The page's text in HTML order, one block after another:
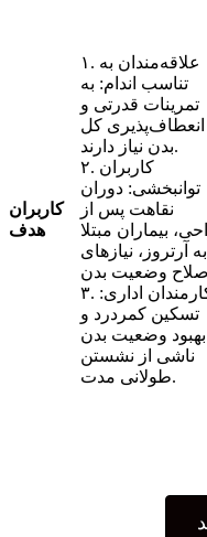
کاربران
هدف
۱. علاقه‌مندان به
تناسب اندام: به
تمرینات قدرتی و
انعطاف‌پذیری کل
بدن نیاز دارند.
۲. کاربران
توانبخشی: دوران
نقاهت پس از
بیماران مبتلا
به آرتروز، نیازهای
۳. کارمندان اداری:
تسکین کمردرد و
بهبود وضعیت بدن
ناشی از نشستن
طولانی مدت.